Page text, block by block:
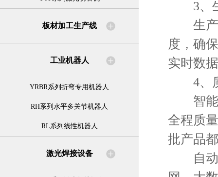
板材加工生产线
工业机器人
YRBR系列折弯专用机器人
RH系列水平多关节机器人
RL系列线性机器人
激光焊接设备
3、生
生产
度，确
实时数
4、质
智能
全程质
批产品
自动